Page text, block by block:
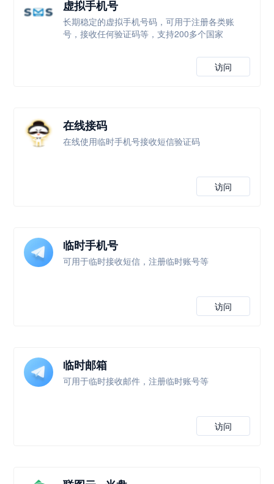
虚拟手机号
长期稳定的虚拟手机号码，可用于注册各类账
号，接收任何验证码等，支持200多个国家
访问
在线接码
在线使用临时手机号接收短信验证码
访问
临时手机号
可用于临时接收短信，注册临时账号等
访问
临时邮箱
可用于临时接收邮件，注册临时账号等
访问